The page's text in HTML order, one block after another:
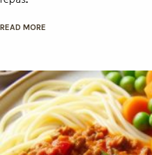
Votre nom
Votre e-mail